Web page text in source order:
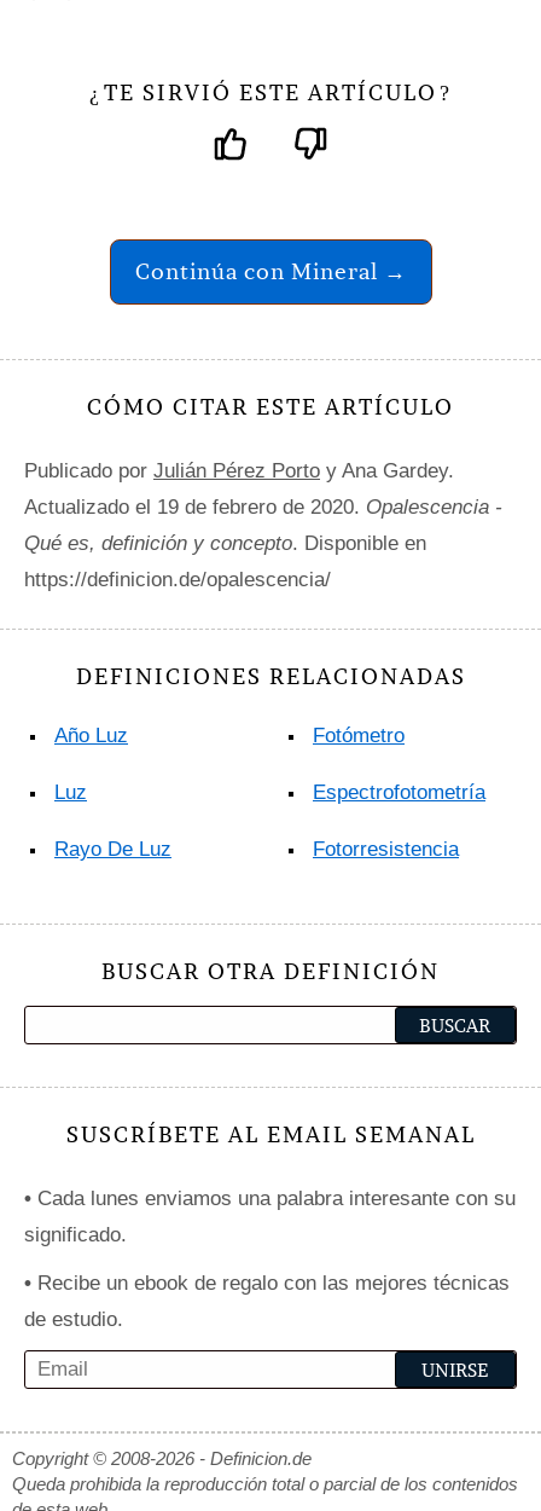
¿ TE SIRVIÓ ESTE ARTÍCULO ?
Continúa con Mineral →
CÓMO CITAR ESTE ARTÍCULO
Publicado por Julián Pérez Porto y Ana Gardey.
Actualizado el 19 de febrero de 2020. Opalescencia -
Qué es, definición y concepto. Disponible en
https://definicion.de/opalescencia/
DEFINICIONES RELACIONADAS
Año Luz
Luz
Rayo De Luz
Fotómetro
Espectrofotometría
Fotorresistencia
BUSCAR OTRA DEFINICIÓN
SUSCRÍBETE AL EMAIL SEMANAL
• Cada lunes enviamos una palabra interesante con su
significado.
• Recibe un ebook de regalo con las mejores técnicas
de estudio.
Copyright © 2008-2026 - Definicion.de
Queda prohibida la reproducción total o parcial de los contenidos